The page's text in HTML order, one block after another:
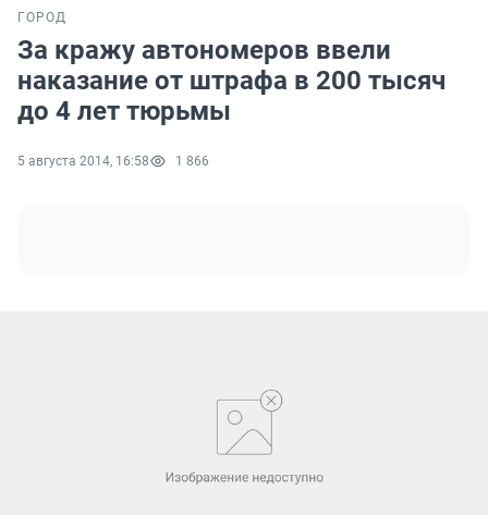
ГОРОД
За кражу автономеров ввели
наказание от штрафа в 200 тысяч
до 4 лет тюрьмы
5 августа 2014, 16:58 1 866